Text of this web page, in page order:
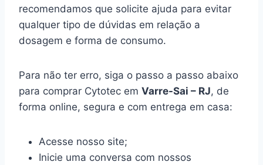
recomendamos que solicite ajuda para evitar
qualquer tipo de dúvidas em relação a
dosagem e forma de consumo.
Para não ter erro, siga o passo a passo abaixo
para comprar Cytotec em Varre-Sai – RJ, de
forma online, segura e com entrega em casa:
Acesse nosso site;
Inicie uma conversa com nossos